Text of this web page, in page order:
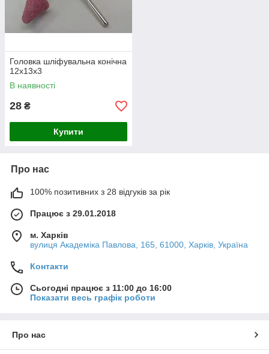
Головка шліфувальна конічна
12х13х3
В наявності
28 ₴
Купити
Про нас
100% позитивних з 28 відгуків за рік
Працює з 29.01.2018
м. Харків
вулиця Академіка Павлова, 165, 61000, Харків, Україна
Контакти
Сьогодні працює з 11:00 до 16:00
Показати весь графік роботи
Про нас